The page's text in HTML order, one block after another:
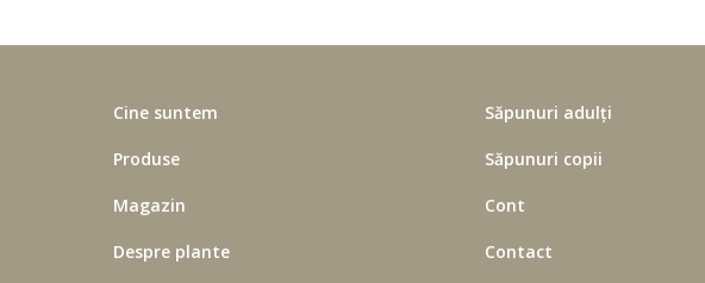
Rozmarin – Planta de poveste a
Despre Plante
Cine suntem
Produse
Magazin
Despre plante
Săpunuri adulți
Săpunuri copii
Cont
Contact